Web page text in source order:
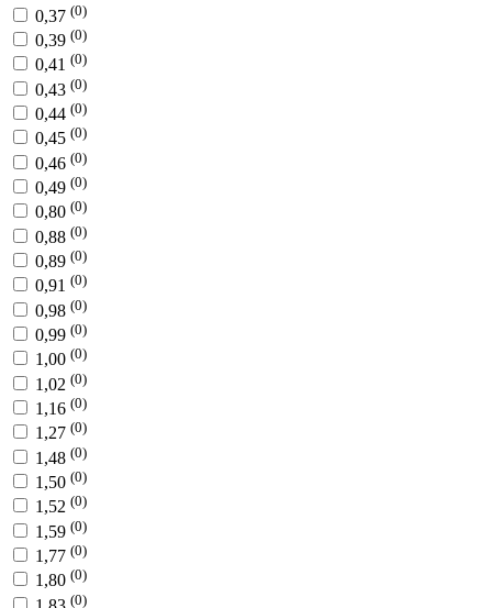
0,37 (0)
0,39 (0)
0,41 (0)
0,43 (0)
0,44 (0)
0,45 (0)
0,46 (0)
0,49 (0)
0,80 (0)
0,88 (0)
0,89 (0)
0,91 (0)
0,98 (0)
0,99 (0)
1,00 (0)
1,02 (0)
1,16 (0)
1,27 (0)
1,48 (0)
1,50 (0)
1,52 (0)
1,59 (0)
1,77 (0)
1,80 (0)
(0)